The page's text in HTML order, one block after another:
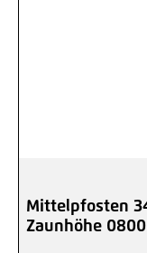
Mittelpfosten
Zaunhöhe